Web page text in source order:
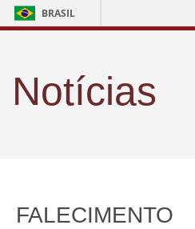
BRASIL
Notícias
FALECIMENTO